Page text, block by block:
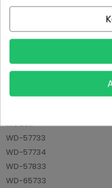
Modell
WD-57733
WD-57734
WD-57833
WD-65733